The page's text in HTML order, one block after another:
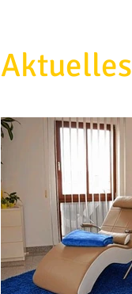
Aktuelles